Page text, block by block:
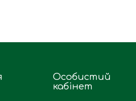
Особистий
кабінет